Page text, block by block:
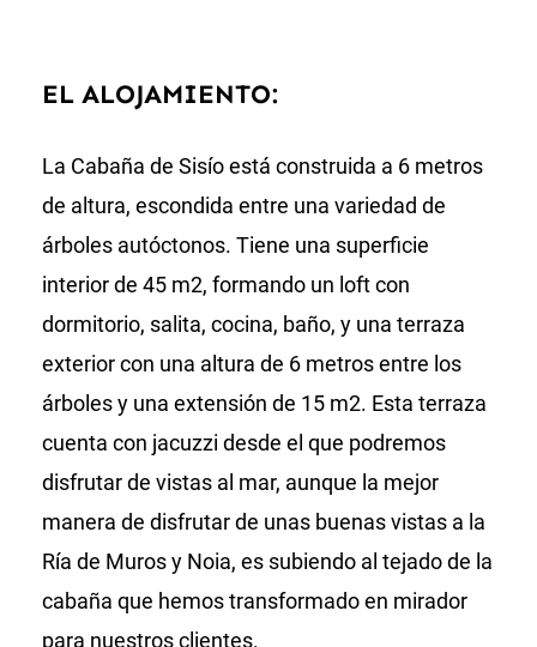
EL ALOJAMIENTO:
La Cabaña de Sisío está construida a 6 metros
de altura, escondida entre una variedad de
árboles autóctonos. Tiene una superficie
interior de 45 m2, formando un loft con
dormitorio, salita, cocina, baño, y una terraza
exterior con una altura de 6 metros entre los
árboles y una extensión de 15 m2. Esta terraza
cuenta con jacuzzi desde el que podremos
disfrutar de vistas al mar, aunque la mejor
manera de disfrutar de unas buenas vistas a la
Ría de Muros y Noia, es subiendo al tejado de la
cabaña que hemos transformado en mirador
para nuestros clientes.